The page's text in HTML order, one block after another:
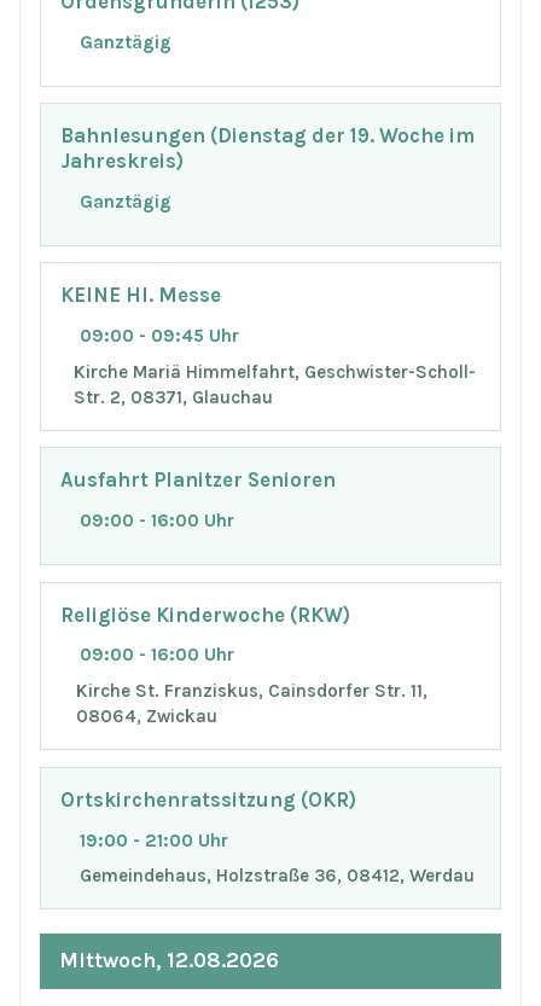
Ganztägig
Bahnlesungen (Dienstag der 19. Woche im
Jahreskreis)
Ganztägig
KEINE Hl. Messe
09:00 - 09:45 Uhr
Kirche Mariä Himmelfahrt, Geschwister-Scholl-
Str. 2, 08371, Glauchau
Ausfahrt Planitzer Senioren
09:00 - 16:00 Uhr
Religiöse Kinderwoche (RKW)
09:00 - 16:00 Uhr
Kirche St. Franziskus, Cainsdorfer Str. 11,
08064, Zwickau
Ortskirchenratssitzung (OKR)
19:00 - 21:00 Uhr
Gemeindehaus, Holzstraße 36, 08412, Werdau
Mittwoch, 12.08.2026